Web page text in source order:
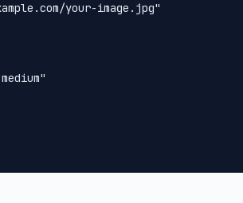
your-image.jpg"